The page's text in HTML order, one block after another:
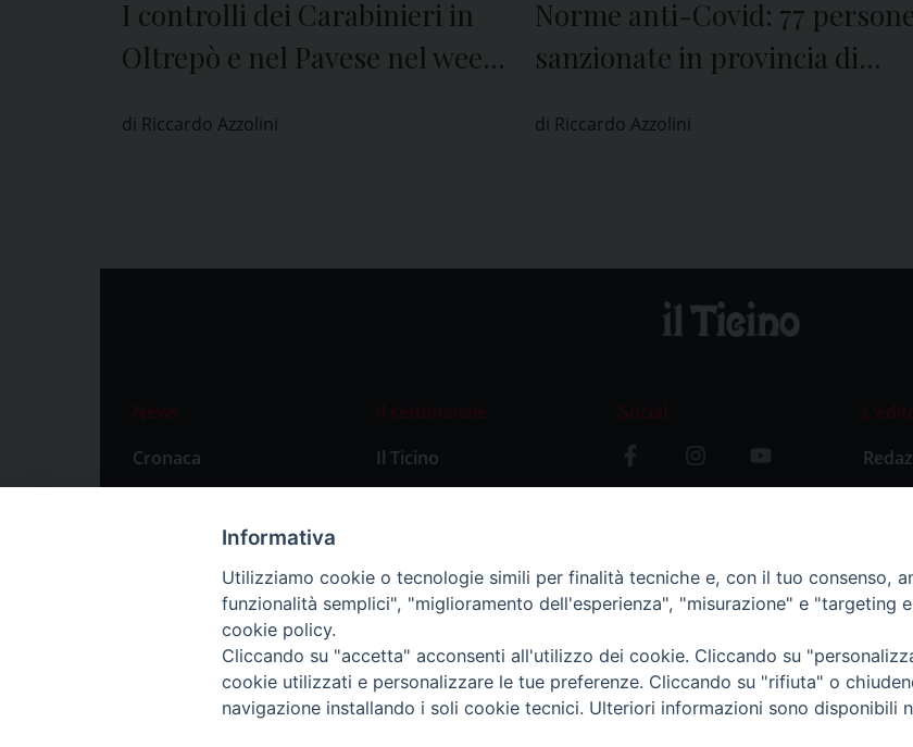
I controlli dei Carabinieri in
Oltrepò e nel Pavese nel week-
di Riccardo Azzolini
Norme anti-Covid: 77
sanzionate in provincia di
di Riccardo Azzolini
News
Cronaca
Attualità
Primo Piano
Il settimanale
Il Ticino
Abbonamenti
Social
Storia
Informativa
Utilizziamo cookie o tecnologie simili per finalità tecniche e, con il tuo consenso,
funzionalità semplici", "miglioramento dell'esperienza", "misurazione" e "targeting
cookie policy.
Cliccando su "accetta" acconsenti all'utilizzo dei cookie. Cliccando su
cookie utilizzati e personalizzare le tue preferenze. Cliccando su "rifiuta" o
navigazione installando i soli cookie tecnici. Ulteriori informazioni sono disponibili